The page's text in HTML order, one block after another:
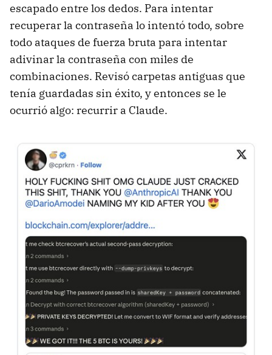
escapado entre los dedos. Para intentar
recuperar la contraseña lo intentó todo, sobre
todo ataques de fuerza bruta para intentar
adivinar la contraseña con miles de
combinaciones. Revisó carpetas antiguas que
tenía guardadas sin éxito, y entonces se le
ocurrió algo: recurrir a Claude.